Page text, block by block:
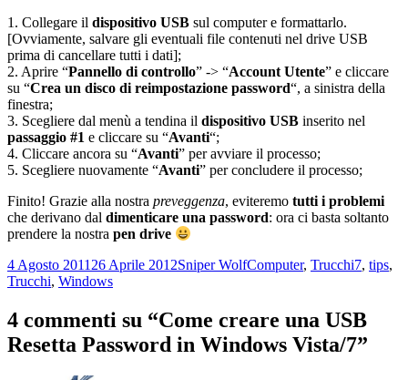
1. Collegare il dispositivo USB sul computer e formattarlo.
[Ovviamente, salvare gli eventuali file contenuti nel drive USB
prima di cancellare tutti i dati];
2. Aprire “Pannello di controllo” -> “Account Utente” e cliccare
su “Crea un disco di reimpostazione password“, a sinistra della
finestra;
3. Scegliere dal menù a tendina il dispositivo USB inserito nel
passaggio #1 e cliccare su “Avanti“;
4. Cliccare ancora su “Avanti” per avviare il processo;
5. Scegliere nuovamente “Avanti” per concludere il processo;
Finito! Grazie alla nostra preveggenza, eviteremo tutti i problemi
che derivano dal dimenticare una password: ora ci basta soltanto
prendere la nostra pen drive
Scritto
il
4 Agosto 2011 26 Aprile 2012Autore
Sniper WolfCategorie
Computer, TrucchiTag
7, tips,
Trucchi, Windows
4 commenti su “Come creare una USB
Resetta Password in Windows Vista/7”